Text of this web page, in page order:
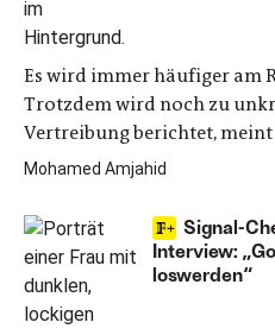
Es wird immer häufiger am
Trotzdem wird noch zu
Vertreibung berichtet,
Mohamed Amjahid
Signal-
Interview:
loswerden“